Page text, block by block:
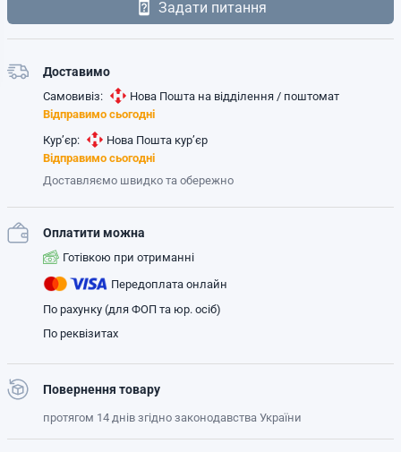
Задати питання
Доставимо
Самовивіз:
Нова Пошта на відділення / поштомат
Відправимо сьогодні
Кур’єр:
Нова Пошта кур’єр
Відправимо сьогодні
Доставляємо швидко та обережно
Оплатити можна
Готівкою при отриманні
Передоплата онлайн
По рахунку (для ФОП та юр. осіб)
По реквізитах
Повернення товару
протягом 14 днів згідно законодавства України